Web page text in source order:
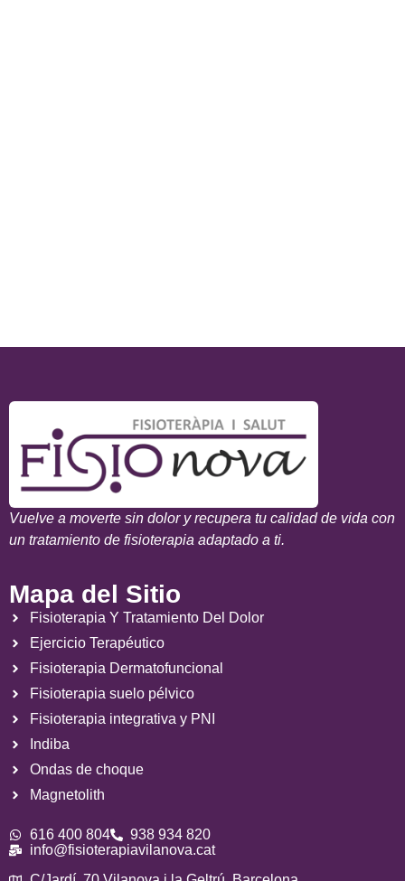
Vuelve a moverte sin dolor y recupera tu calidad de vida con
un tratamiento de fisioterapia adaptado a ti.
Mapa del Sitio
Fisioterapia Y Tratamiento Del Dolor
Ejercicio Terapéutico
Fisioterapia Dermatofuncional
Fisioterapia suelo pélvico
Fisioterapia integrativa y PNI
Indiba
Ondas de choque
Magnetolith
616 400 804
938 934 820
info@fisioterapiavilanova.cat